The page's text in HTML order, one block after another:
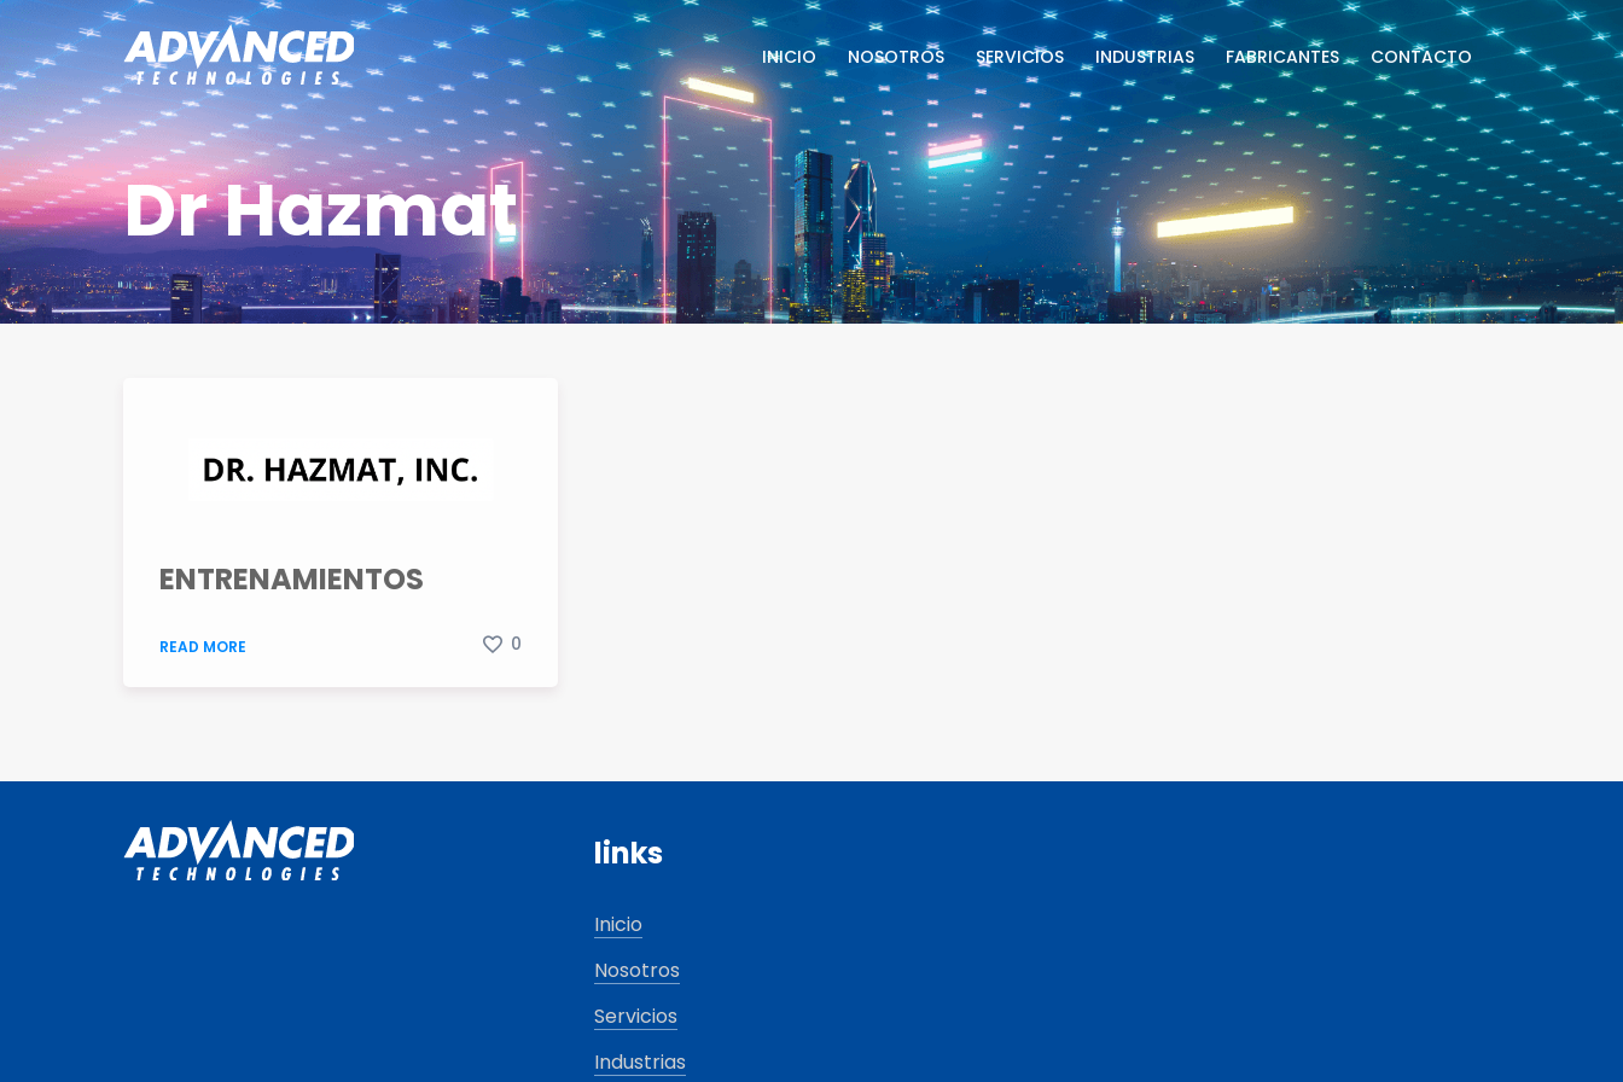
INICIO NOSOTROS SERVICIOS INDUSTRIAS FABRICANTES CONTACTO
Dr Hazmat
ENTRENAMIENTOS
READ MORE 0
links
Inicio
Nosotros
Servicios
Industrias